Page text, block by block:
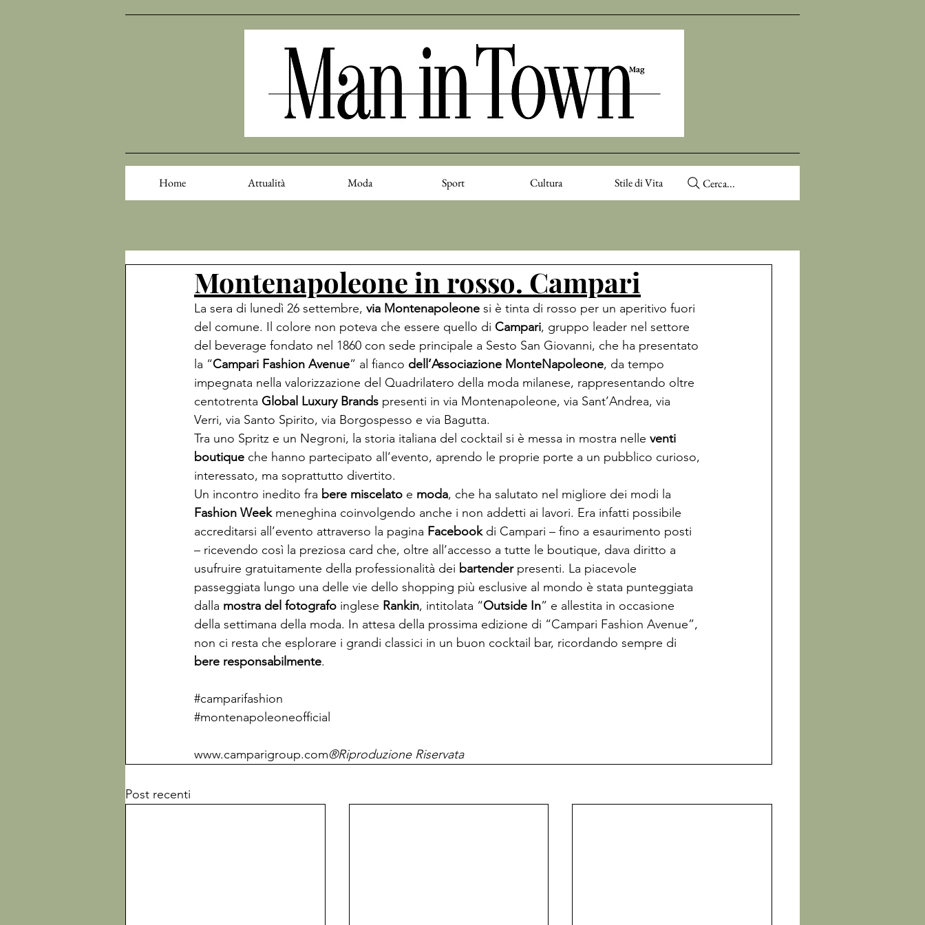
Home Attualità Moda Sport Cultura Stile di Vita Cerca...
Montenapoleone in rosso. Campari
La sera di lunedì 26 settembre, via Montenapoleone si è tinta di rosso per un aperitivo fuori
del comune. Il colore non poteva che essere quello di Campari, gruppo leader nel settore
del beverage fondato nel 1860 con sede principale a Sesto San Giovanni, che ha presentato
la “Campari Fashion Avenue” al fianco dell’Associazione MonteNapoleone, da tempo
impegnata nella valorizzazione del Quadrilatero della moda milanese, rappresentando oltre
centotrenta Global Luxury Brands presenti in via Montenapoleone, via Sant’Andrea, via
Verri, via Santo Spirito, via Borgospesso e via Bagutta.
Tra uno Spritz e un Negroni, la storia italiana del cocktail si è messa in mostra nelle venti
boutique che hanno partecipato all’evento, aprendo le proprie porte a un pubblico curioso,
interessato, ma soprattutto divertito.
Un incontro inedito fra bere miscelato e moda, che ha salutato nel migliore dei modi la
Fashion Week meneghina coinvolgendo anche i non addetti ai lavori. Era infatti possibile
accreditarsi all’evento attraverso la pagina Facebook di Campari – fino a esaurimento posti
– ricevendo così la preziosa card che, oltre all’accesso a tutte le boutique, dava diritto a
usufruire gratuitamente della professionalità dei bartender presenti. La piacevole
passeggiata lungo una delle vie dello shopping più esclusive al mondo è stata punteggiata
dalla mostra del fotografo inglese Rankin, intitolata “Outside In” e allestita in occasione
della settimana della moda. In attesa della prossima edizione di “Campari Fashion Avenue”,
non ci resta che esplorare i grandi classici in un buon cocktail bar, ricordando sempre di
bere responsabilmente.
#camparifashion
#montenapoleoneofficial
www.camparigroup.com®Riproduzione Riservata
Post recenti